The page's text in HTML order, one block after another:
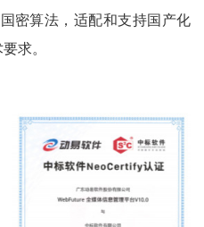
密算法，适配和支持国产化
求。